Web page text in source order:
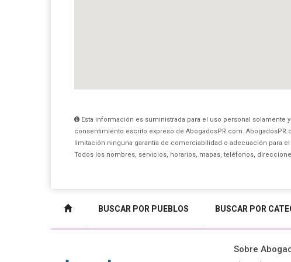
Esta información es suministrada para el uso personal
consentimiento escrito expreso de AbogadosPR.com.
limitación ninguna garantía de comerciabilidad o adecuación para
Todos los nombres, servicios, horarios, mapas, teléfonos,
BUSCAR POR PUEBLOS BUSCAR POR
Sobre